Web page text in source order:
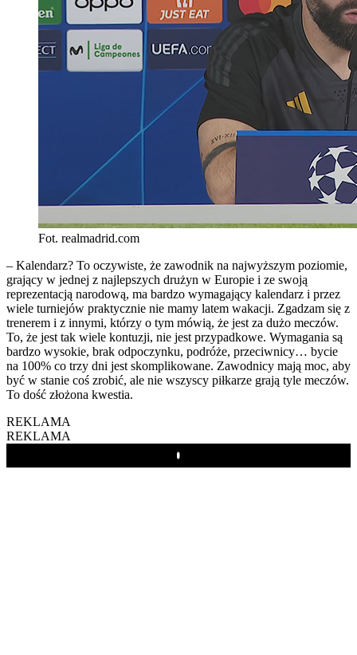
Fot. realmadrid.com
– Kalendarz? To oczywiste, że zawodnik na najwyższym poziomie,
grający w jednej z najlepszych drużyn w Europie i ze swoją
reprezentacją narodową, ma bardzo wymagający kalendarz i przez
wiele turniejów praktycznie nie mamy latem wakacji. Zgadzam się z
trenerem i z innymi, którzy o tym mówią, że jest za dużo meczów.
To, że jest tak wiele kontuzji, nie jest przypadkowe. Wymagania są
bardzo wysokie, brak odpoczynku, podróże, przeciwnicy… bycie
na 100% co trzy dni jest skomplikowane. Zawodnicy mają moc, aby
być w stanie coś zrobić, ale nie wszyscy piłkarze grają tyle meczów.
To dość złożona kwestia.
REKLAMA
REKLAMA
Play